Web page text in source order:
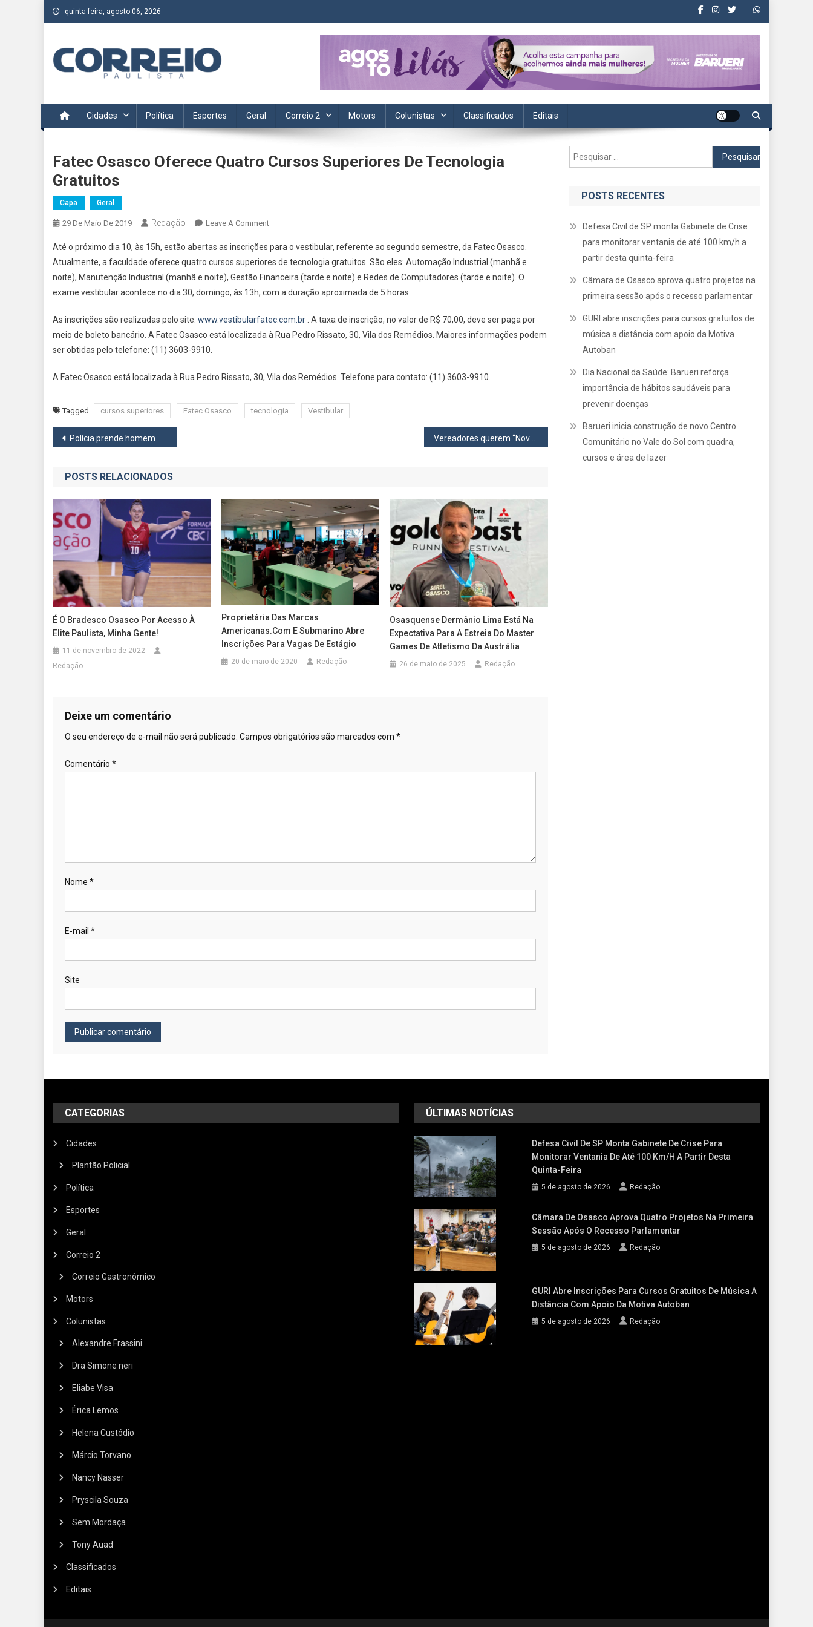
Skip
to
quinta-feira, agosto 06, 2026
Acompanhe as últimas notícias da região no Correio Paulista. Informação, política, saúde, economia, esportes e cotidiano.
Cidades Política Esportes Geral Correio 2 Motors Colunistas Classificados Editais
Fatec Osasco Oferece Quatro Cursos Superiores De Tecnologia
Gratuitos
Capa Geral
29 De Maio De 2019 Redação Leave A CommentOn
Osasco
Oferece
Quatro
Cursos
De
Tecnologia
Até o próximo dia 10, às 15h, estão abertas as inscrições para o vestibular, referente ao segundo semestre, da Fatec Osasco.
Atualmente, a faculdade oferece quatro cursos superiores de tecnologia gratuitos. São eles: Automação Industrial (manhã e
noite), Manutenção Industrial (manhã e noite), Gestão Financeira (tarde e noite) e Redes de Computadores (tarde e noite). O
exame vestibular acontece no dia 30, domingo, às 13h, com a duração aproximada de 5 horas.
As inscrições são realizadas pelo site: www.vestibularfatec.com.br . A taxa de inscrição, no valor de R$ 70,00, deve ser paga por
meio de boleto bancário. A Fatec Osasco está localizada à Rua Pedro Rissato, 30, Vila dos Remédios. Maiores informações podem
ser obtidas pelo telefone: (11) 3603-9910.
A Fatec Osasco está localizada à Rua Pedro Rissato, 30, Vila dos Remédios. Telefone para contato: (11) 3603-9910.
Tagged cursos superiores Fatec Osasco tecnologia Vestibular
Navegação
de
Post
Polícia prende homem com 400 tartarugas dentro da mala em Osasco
POSTS RELACIONADOS
É O Bradesco Osasco Por Acesso À
Elite Paulista, Minha Gente!
11 de novembro de 2022
Redação
Proprietária Das Marcas
Americanas.com E Submarino Abre
Inscrições Para Vagas De Estágio
20 de maio de 2020 Redação
Osasquense Dermânio Lima Está Na
Expectativa Para A Estreia Do Master
Games De Atletismo Da Austrália
26 de maio de 2025 Redação
Deixe um comentário
O seu endereço de e-mail não será publicado. Campos obrigatórios são marcados com *
Comentário *
Nome *
E-mail *
Site
Pesquisar
por:
POSTS RECENTES
Defesa Civil de SP monta Gabinete de Crise
para monitorar ventania de até 100 km/h a
partir desta quinta-feira
Câmara de Osasco aprova quatro projetos na
primeira sessão após o recesso parlamentar
GURI abre inscrições para cursos gratuitos de
música a distância com apoio da Motiva
Autoban
Dia Nacional da Saúde: Barueri reforça
importância de hábitos saudáveis para
prevenir doenças
Barueri inicia construção de novo Centro
Comunitário no Vale do Sol com quadra,
cursos e área de lazer
CATEGORIAS
Cidades
Plantão Policial
Política
Esportes
Geral
Correio 2
Correio Gastronômico
Motors
Colunistas
Alexandre Frassini
Dra Simone neri
Eliabe Visa
Érica Lemos
Helena Custódio
Márcio Torvano
Nancy Nasser
Pryscila Souza
Sem Mordaça
Tony Auad
Classificados
Editais
ÚLTIMAS NOTÍCIAS
Defesa Civil De SP Monta Gabinete De Crise Para
Monitorar Ventania De Até 100 Km/h A Partir Desta
Quinta-Feira
5 de agosto de 2026 Redação
Câmara De Osasco Aprova Quatro Projetos Na Primeira
Sessão Após O Recesso Parlamentar
5 de agosto de 2026 Redação
GURI Abre Inscrições Para Cursos Gratuitos De Música A
Distância Com Apoio Da Motiva Autoban
5 de agosto de 2026 Redação